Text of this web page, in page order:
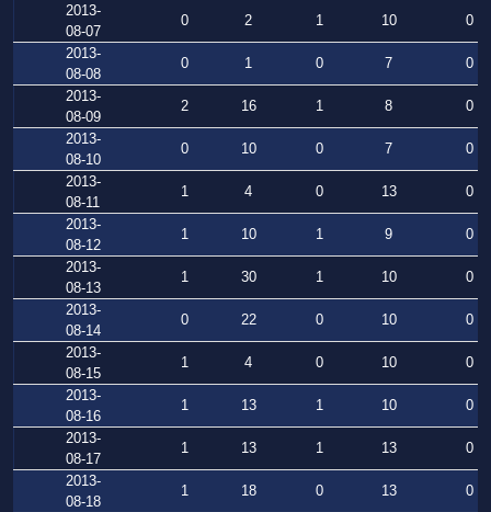
2013-
08-07
0 2 1 10
0
2013-
08-08
0 1 0 7
0
2013-
08-09
2 16 1 8
0
2013-
08-10
0 10 0 7
0
2013-
08-11
1 4 0 13
0
2013-
08-12
1 10 1 9
0
2013-
08-13
1 30 1 10
0
2013-
08-14
0 22 0 10
0
2013-
08-15
1 4 0 10
0
2013-
08-16
1 13 1 10
0
2013-
08-17
1 13 1 13
0
2013-
08-18
1 18 0 13
0